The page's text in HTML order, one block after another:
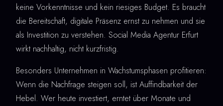
keine Vorkenntnisse und kein riesiges Budget. Es braucht
die Bereitschaft, digitale Präsenz ernst zu nehmen und sie
als Investition zu verstehen. Social Media Agentur Erfurt
wirkt nachhaltig, nicht kurzfristig.
Besonders Unternehmen in Wachstumsphasen profitieren:
Wenn die Nachfrage steigen soll, ist Auffindbarkeit der
Hebel. Wer heute investiert, erntet über Monate und